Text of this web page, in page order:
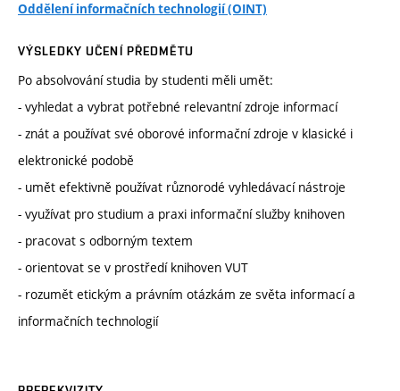
Oddělení informačních technologií (OINT)
VÝSLEDKY UČENÍ PŘEDMĚTU
Po absolvování studia by studenti měli umět:
- vyhledat a vybrat potřebné relevantní zdroje informací
- znát a používat své oborové informační zdroje v klasické i
elektronické podobě
- umět efektivně používat různorodé vyhledávací nástroje
- využívat pro studium a praxi informační služby knihoven
- pracovat s odborným textem
- orientovat se v prostředí knihoven VUT
- rozumět etickým a právním otázkám ze světa informací a
informačních technologií